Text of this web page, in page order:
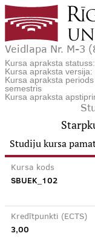
Veidlapa Nr. M-3
Kursa apraksta
Kursa apraksta versija:
Kursa apraksta
semestris
Kursa apraksta
Studiju kursa
Kursa kods
SBUEK_102
Kredītpunkti (ECTS)
3,00